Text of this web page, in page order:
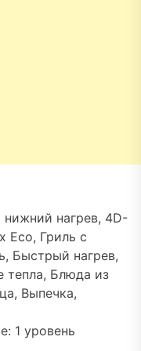
нагрев, 4D-
Eco, Гриль с
Быстрый нагрев,
тепла, Блюда из
Выпечка,
1 уровень